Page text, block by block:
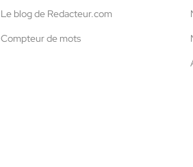
Le blog de Redacteur.com
Compteur de mots